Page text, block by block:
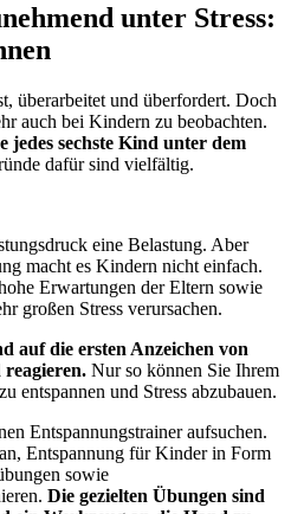
unter Stress:
überarbeitet und überfordert. Doch
auch bei Kindern zu beobachten.
jedes sechste Kind unter dem
dafür sind vielfältig.
eine Belastung. Aber
macht es Kindern nicht einfach.
Erwartungen der Eltern sowie
großen Stress verursachen.
auf die ersten Anzeichen von
reagieren. Nur so können Sie Ihrem
entspannen und Stress abzubauen.
Entspannungstrainer aufsuchen.
Entspannung für Kinder in Form
sowie
Die gezielten Übungen sind